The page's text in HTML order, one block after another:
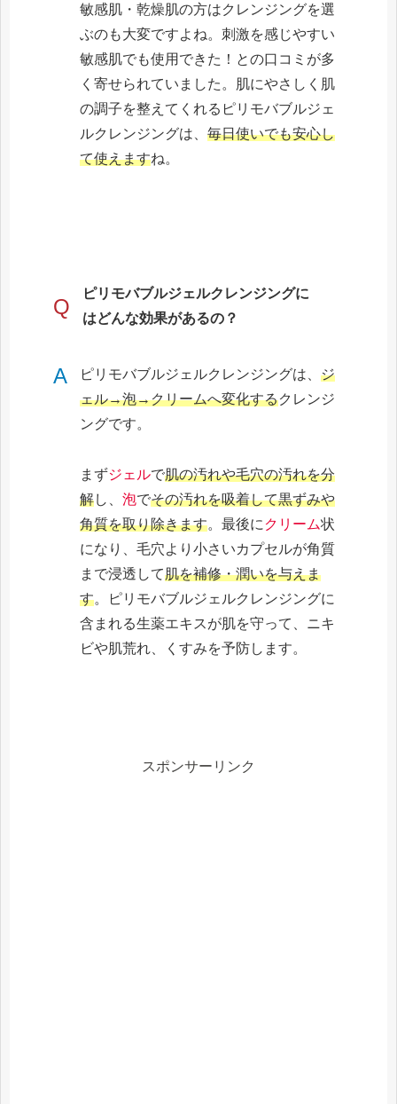
敏感肌・乾燥肌の方はクレンジングを選
ぶのも大変ですよね。刺激を感じやすい
敏感肌でも使用できた！との口コミが多
く寄せられていました。肌にやさしく肌
の調子を整えてくれるピリモバブルジェ
ルクレンジングは、毎日使いでも安心し
て使えますね。
Q
ピリモバブルジェルクレンジングに
はどんな効果があるの？
A ピリモバブルジェルクレンジングは、ジ
ェル→泡→クリームへ変化するクレンジ
ングです。
まずジェルで肌の汚れや毛穴の汚れを分
解し、泡でその汚れを吸着して黒ずみや
角質を取り除きます。最後に クリーム状
になり、毛穴より小さいカプセルが角質
まで浸透して肌を補修・潤いを与えま
す。ピリモバブルジェルクレンジングに
含まれる生薬エキスが肌を守って、ニキ
ビや肌荒れ、くすみを予防します。
スポンサーリンク